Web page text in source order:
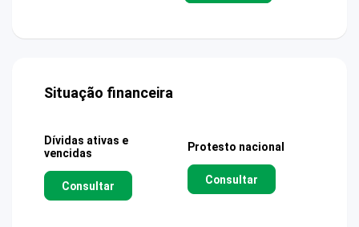
Situação financeira
Dívidas ativas e
vencidas
Consultar
Protesto nacional
Consultar